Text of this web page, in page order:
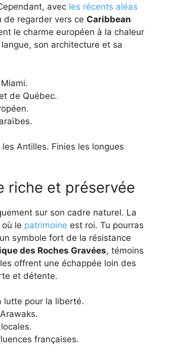
avec les récents aléas
de regarder vers ce Caribbean
le charme européen à la chaleur
son architecture et sa
de Québec.
Antilles. Finies les longues
riche et préservée
sur son cadre naturel. La
le patrimoine est roi. Tu pourras
symbole fort de la résistance
des Roches Gravées, témoins
offrent une échappée loin des
et détente.
lutte pour la liberté.
françaises.